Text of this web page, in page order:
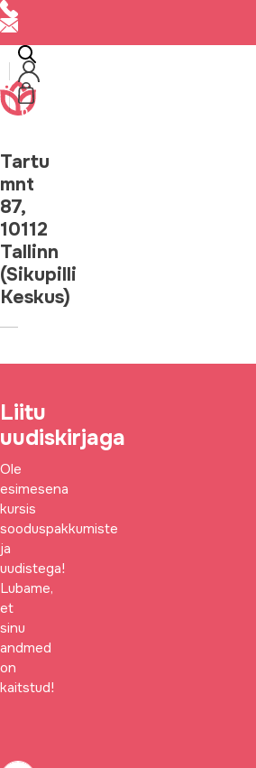
tähtpäev oleks meeldejääv sündmus!
0
Tartu
mnt
87,
10112
Tallinn
(Sikupilli
Keskus)
Liitu
uudiskirjaga
Ole
esimesena
kursis
sooduspakkumiste
ja
uudistega!
Lubame,
et
sinu
andmed
on
kaitstud!